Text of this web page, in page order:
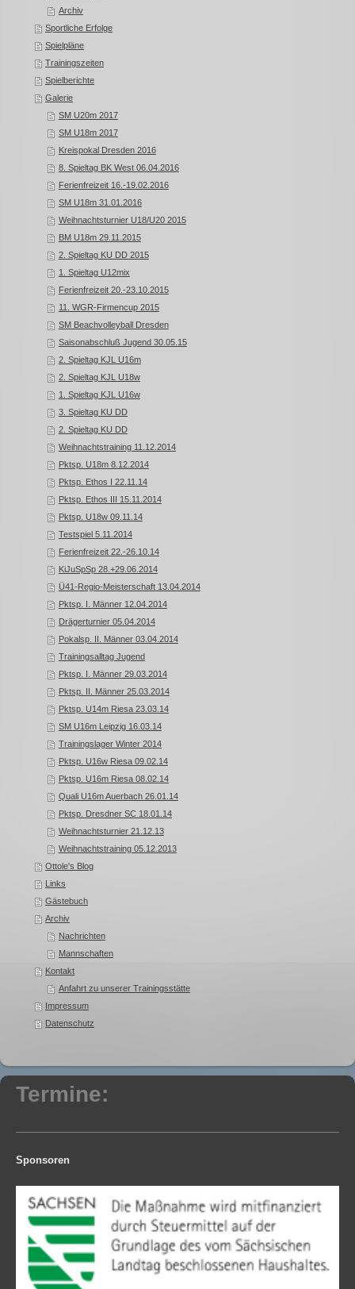
Archiv
Sportliche Erfolge
Spielpläne
Trainingszeiten
Spielberichte
Galerie
SM U20m 2017
SM U18m 2017
Kreispokal Dresden 2016
8. Spieltag BK West 06.04.2016
Ferienfreizeit 16.-19.02.2016
SM U18m 31.01.2016
Weihnachtsturnier U18/U20 2015
BM U18m 29.11.2015
2. Spieltag KU DD 2015
1. Spieltag U12mix
Ferienfreizeit 20.-23.10.2015
11. WGR-Firmencup 2015
SM Beachvolleyball Dresden
Saisonabschluß Jugend 30.05.15
2. Spieltag KJL U16m
2. Spieltag KJL U18w
1. Spieltag KJL U16w
3. Spieltag KU DD
2. Spieltag KU DD
Weihnachtstraining 11.12.2014
Pktsp. U18m 8.12.2014
Pktsp. Ethos I 22.11.14
Pktsp. Ethos III 15.11.2014
Pktsp. U18w 09.11.14
Testspiel 5.11.2014
Ferienfreizeit 22.-26.10.14
KiJuSpSp 28.+29.06.2014
Ü41-Regio-Meisterschaft 13.04.2014
Pktsp. I. Männer 12.04.2014
Drägerturnier 05.04.2014
Pokalsp. II. Männer 03.04.2014
Trainingsalltag Jugend
Pktsp. I. Männer 29.03.2014
Pktsp. II. Männer 25.03.2014
Pktsp. U14m Riesa 23.03.14
SM U16m Leipzig 16.03.14
Trainingslager Winter 2014
Pktsp. U16w Riesa 09.02.14
Pktsp. U16m Riesa 08.02.14
Quali U16m Auerbach 26.01.14
Pktsp. Dresdner SC 18.01.14
Weihnachtsturnier 21.12.13
Weihnachtstraining 05.12.2013
Ottole's Blog
Links
Gästebuch
Archiv
Nachrichten
Mannschaften
Kontakt
Anfahrt zu unserer Trainingsstätte
Impressum
Datenschutz
Termine:
Sponsoren